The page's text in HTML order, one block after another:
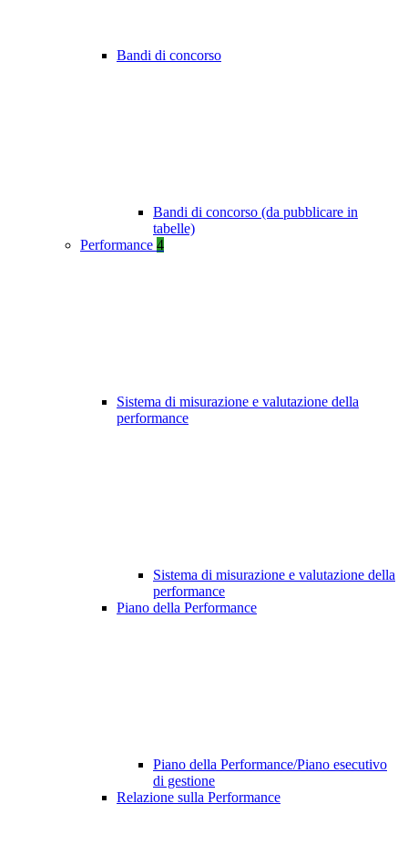
Bandi di concorso
Bandi di concorso (da pubblicare in
tabelle)
Performance 4
Sistema di misurazione e valutazione della
performance
Sistema di misurazione e valutazione della
performance
Piano della Performance
Piano della Performance/Piano esecutivo
di gestione
Relazione sulla Performance